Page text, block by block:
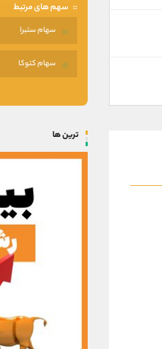
سهم های مرتبط
سهام ستبرا
سهام کتوکا
ترین ها